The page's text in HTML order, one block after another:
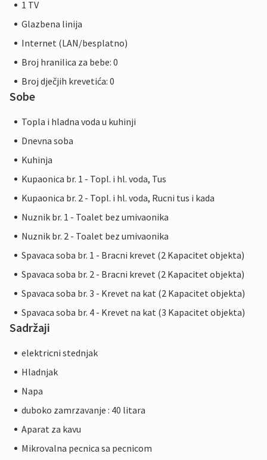
1 TV
Glazbena linija
Internet (LAN/besplatno)
Broj hranilica za bebe: 0
Broj dječjih krevetića: 0
Sobe
Topla i hladna voda u kuhinji
Dnevna soba
Kuhinja
Kupaonica br. 1 - Topl. i hl. voda, Tus
Kupaonica br. 2 - Topl. i hl. voda, Rucni tus i kada
Nuznik br. 1 - Toalet bez umivaonika
Nuznik br. 2 - Toalet bez umivaonika
Spavaca soba br. 1 - Bracni krevet (2 Kapacitet objekta)
Spavaca soba br. 2 - Bracni krevet (2 Kapacitet objekta)
Spavaca soba br. 3 - Krevet na kat (2 Kapacitet objekta)
Spavaca soba br. 4 - Krevet na kat (3 Kapacitet objekta)
Sadržaji
elektricni stednjak
Hladnjak
Napa
duboko zamrzavanje : 40 litara
Aparat za kavu
Mikrovalna pecnica sa pecnicom